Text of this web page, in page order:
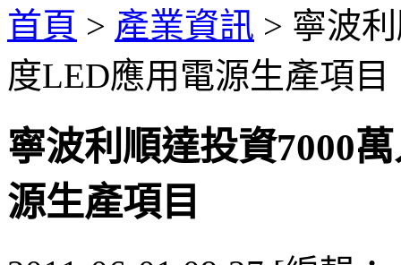
首頁 > 產業資訊 > 寧波
度LED應用電源生產項目
寧波利順達投資7000
源生產項目